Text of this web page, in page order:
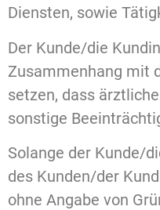
Diensten, sowie
Der Kunde/die
Zusammenhang mit
setzen, dass
sonstige
Solange der Kunde/
des Kunden/der
ohne Angabe von